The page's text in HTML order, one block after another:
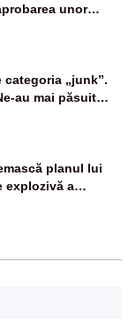
unor
categoria „junk”.
au mai păsuit
planul lui
explozivă a
Realitatea PLUS